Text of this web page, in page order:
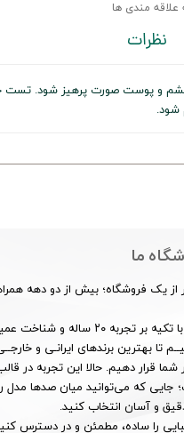
علاقه مندی ها
نظرات
و پوست صورت پرهیز شود. تست
شود.
ما
از یک فروشگاه؛ بیش از دو دهه
ما در ایرج گالری با تکیه بر
تا بهترین برندهای ایرانـی و
قرار دهیم. حالا این تجربه در
که می‌توانید میان صدها مدل
و آسان انتخاب کنید.
را ساده، مطمئن و در دسترس